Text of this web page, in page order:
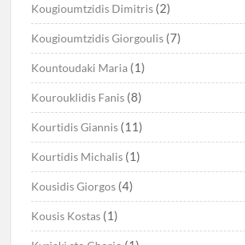
Kougioumtzidis Dimitris (2)
Kougioumtzidis Giorgoulis (7)
Kountoudaki Maria (1)
Kourouklidis Fanis (8)
Kourtidis Giannis (11)
Kourtidis Michalis (1)
Kousidis Giorgos (4)
Kousis Kostas (1)